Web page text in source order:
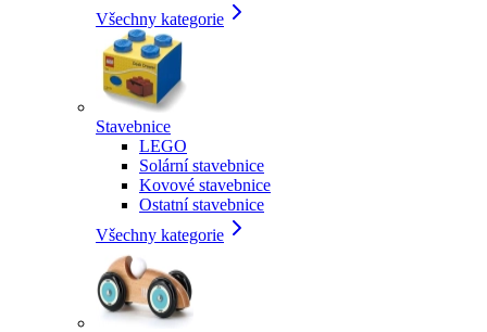
Všechny kategorie
Stavebnice
LEGO
Solární stavebnice
Kovové stavebnice
Ostatní stavebnice
Všechny kategorie